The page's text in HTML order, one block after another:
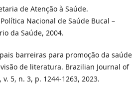
de Atenção à Saúde.
Nacional de Saúde Bucal –
da Saúde, 2004.
barreiras para promoção da saúde
de literatura. Brazilian Journal of
5, n. 3, p. 1244-1263, 2023.